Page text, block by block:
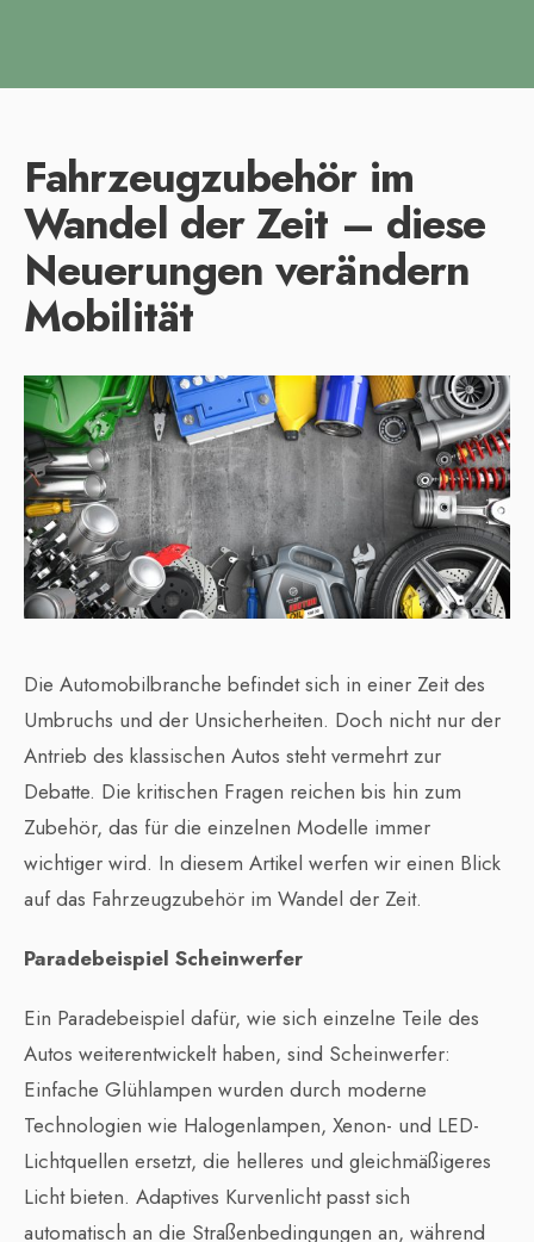
Fahrzeugzubehör im
Wandel der Zeit – diese
Neuerungen verändern
Mobilität
Die Automobilbranche befindet sich in einer Zeit des
Umbruchs und der Unsicherheiten. Doch nicht nur der
Antrieb des klassischen Autos steht vermehrt zur
Debatte. Die kritischen Fragen reichen bis hin zum
Zubehör, das für die einzelnen Modelle immer
wichtiger wird. In diesem Artikel werfen wir einen Blick
auf das Fahrzeugzubehör im Wandel der Zeit.
Paradebeispiel Scheinwerfer
Ein Paradebeispiel dafür, wie sich einzelne Teile des
Autos weiterentwickelt haben, sind Scheinwerfer:
Einfache Glühlampen wurden durch moderne
Technologien wie Halogenlampen, Xenon- und LED-
Lichtquellen ersetzt, die helleres und gleichmäßigeres
Licht bieten. Adaptives Kurvenlicht passt sich
automatisch an die Straßenbedingungen an, während